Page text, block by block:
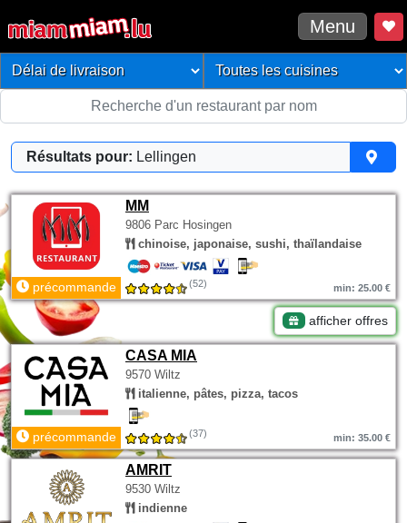
Menu
Résultats pour: Lellingen
MM
9806 Parc Hosingen
chinoise, japonaise, sushi, thaïlandaise
précommande (52) min: 25.00 €
afficher offres
CASA MIA
9570 Wiltz
italienne, pâtes, pizza, tacos
précommande (37) min: 35.00 €
AMRIT
9530 Wiltz
indienne